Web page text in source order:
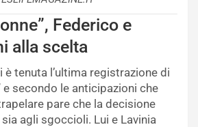
Federico e
alla scelta
tenuta l’ultima registrazione di
e secondo le anticipazioni che
pare che la decisione
agli sgoccioli. Lui e Lavinia